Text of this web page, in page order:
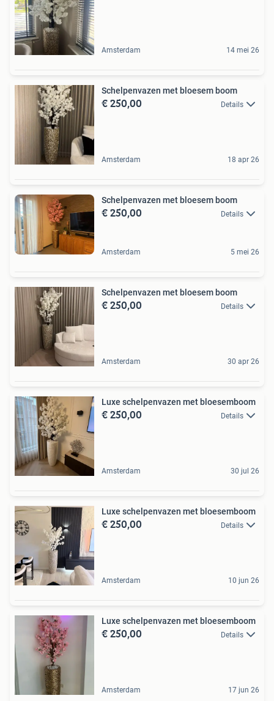
Amsterdam 14 mei 26
Schelpenvazen met bloesem boom
€ 250,00 Details
Amsterdam 18 apr 26
Schelpenvazen met bloesem boom
€ 250,00 Details
Amsterdam 5 mei 26
Schelpenvazen met bloesem boom
€ 250,00 Details
Amsterdam 30 apr 26
Luxe schelpenvazen met bloesemboom
€ 250,00 Details
Amsterdam 30 jul 26
Luxe schelpenvazen met bloesemboom
€ 250,00 Details
Amsterdam 10 jun 26
Luxe schelpenvazen met bloesemboom
€ 250,00 Details
Amsterdam 17 jun 26